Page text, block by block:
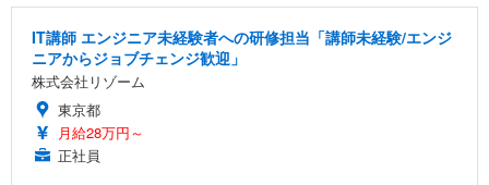
IT講師 エンジニア未経験者への研修担当「講師未経験/エンジ
ニアからジョブチェンジ歓迎」
株式会社リゾーム
東京都
月給28万円～
正社員